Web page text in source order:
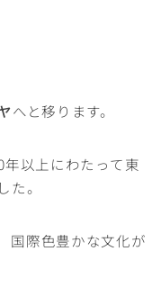
へと移ります。
以上にわたって東
。
国際色豊かな文化が